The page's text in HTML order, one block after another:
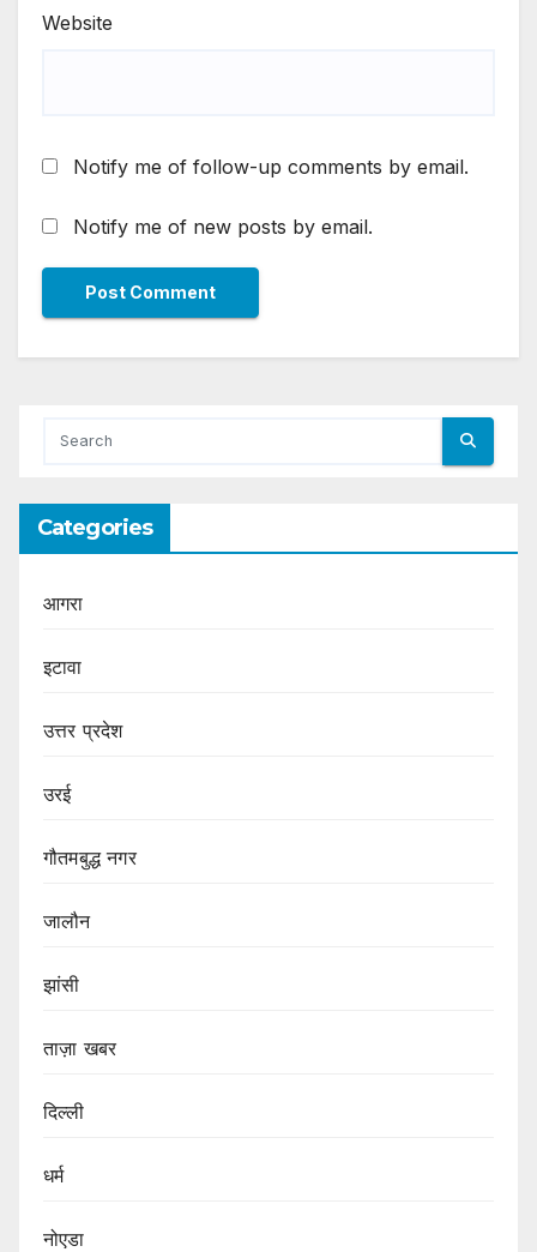
Website
Notify me of follow-up comments by email.
Notify me of new posts by email.
Categories
आगरा
इटावा
उत्तर प्रदेश
उरई
गौतमबुद्ध नगर
जालौन
झांसी
ताज़ा खबर
दिल्ली
धर्म
नोएडा